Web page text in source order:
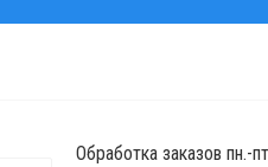
Обработка заказов пн.-